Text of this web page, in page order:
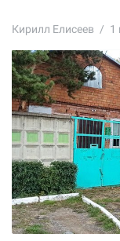
Кирилл Елисеев 1